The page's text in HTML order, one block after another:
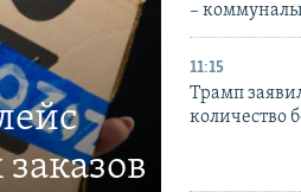
–
11:15
Трамп
количество